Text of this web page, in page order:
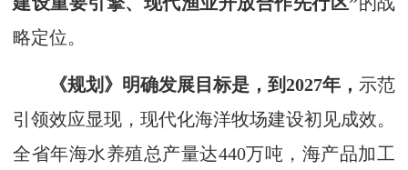
略定位。
《规划》明确发展目标是， 到2027年， 示范
引领效应显现，现代化海洋牧场建设初见成效。
全省年海水养殖总产量达440万吨，海产品加工